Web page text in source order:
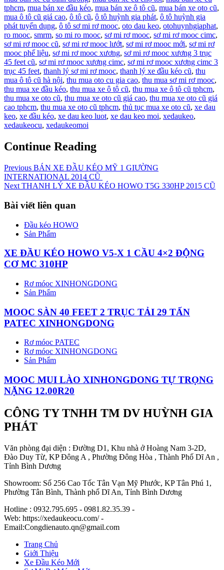
tphcm, mua bán xe đầu kéo, mua bán xe ô tô cũ, mua bán xe oto cũ,
mua ô tô cũ giá cao, ô tô cũ, ô tô huỳnh gia phát, ô tô huỳnh gia
phát tuyển dụng, ô tô sơ mi rơ mooc, oto dau keo, otohuynhgiaphat,
ro mooc, smrm, so mi ro mooc, sơ mi rơ mooc, sơ mi rơ mooc cimc,
sơ mi rơ mooc cũ, sơ mi rơ mooc lướt, sơ mi rơ mooc mới, sơ mi rơ
mooc phế liệu, sơ mi rơ mooc xương, sơ mi rơ mooc xương 3 trục
45 feet cũ, sơ mi rơ mooc xương cimc, sơ mi rơ mooc xương cimc 3
trục 45 feet, thanh lý sơ mi rơ mooc, thanh lý xe đầu kéo cũ, thu
mua ô tô cũ hà nội, thu mua oto cu gia cao, thu mua sơ mi rơ mooc,
thu mua xe đầu kéo, thu mua xe ô tô cũ, thu mua xe ô tô cũ tphcm,
thu mua xe oto cũ, thu mua xe oto cũ giá cao, thu mua xe oto cũ giá
cao tphcm, thu mua xe oto cũ tphcm, thủ tục mua xe oto cũ, xe dau
keo, xe đầu kéo, xe dau keo luot, xe dau keo moi, xedaukeo,
xedaukeocu, xedaukeomoi
Continue Reading
Previous BÁN XE ĐẦU KÉO MỸ 1 GIƯỜNG
INTERNATIONAL 2014 CŨ
Next THANH LÝ XE ĐẦU KÉO HOWO T5G 330HP 2015 CŨ
Bài viết liên quan
Đầu kéo HOWO
Sản Phẩm
XE ĐẦU KÉO HOWO V5-X 1 CẦU 4×2 ĐỘNG
CƠ MC 310HP
Rơ móoc XINHONGDONG
Sản Phẩm
MOOC SÀN 40 FEET 2 TRỤC TẢI 29 TẤN
PATEC XINHONGDONG
Rơ móoc PATEC
Rơ móoc XINHONGDONG
Sản Phẩm
MOOC MUI LÀO XINHONGDONG TỰ TRỌNG
NẶNG 12.00R20
CÔNG TY TNHH TM DV HUỲNH GIA
PHÁT
Văn phòng đại diện : Đường D1, Khu nhà ở Hoàng Nam 3-2D,
Đào Duy Từ, KP Đông A , Phường Đông Hòa , Thành Phố Dĩ An ,
Tỉnh Bình Dương
Showroom: Số 256 Cao Tốc Tân Vạn Mỹ Phước, KP Tân Phú 1,
Phường Tân Bình, Thành phố Dĩ An, Tỉnh Bình Dương
Hotline : 0932.795.695 - 0981.82.35.39 -
Web: https://xedaukeocu.com/ -
Email:Congdienauto.qn@gmail.com
Trang Chủ
Giới Thiệu
Xe Đầu Kéo Mới